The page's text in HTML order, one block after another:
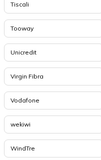
Tiscali
Tooway
Unicredit
Virgin Fibra
Vodafone
wekiwi
WindTre